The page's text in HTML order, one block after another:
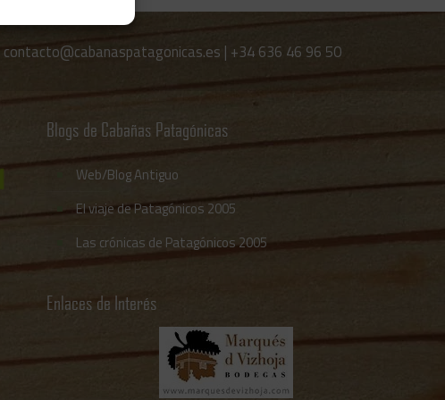
contacto@cabanaspatagonicas.es | +34 636 46 96 50
Blogs de Cabañas Patagónicas
Web/Blog Antiguo
El viaje de Patagónicos 2005
Las crónicas de Patagónicos 2005
Enlaces de Interés